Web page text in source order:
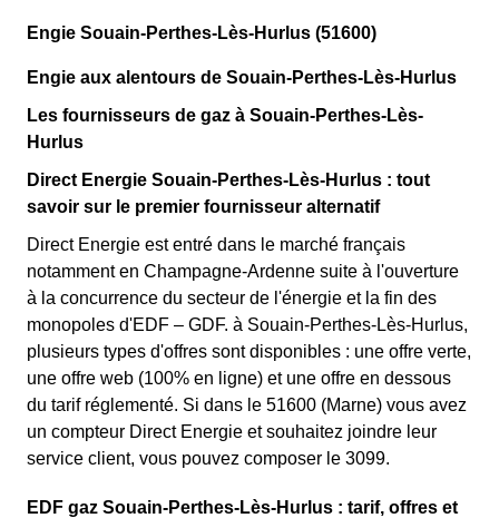
Engie Souain-Perthes-Lès-Hurlus (51600)
Engie aux alentours de Souain-Perthes-Lès-Hurlus
Les fournisseurs de gaz à Souain-Perthes-Lès-
Hurlus
Direct Energie Souain-Perthes-Lès-Hurlus : tout
savoir sur le premier fournisseur alternatif
Direct Energie est entré dans le marché français
notamment en Champagne-Ardenne suite à l'ouverture
à la concurrence du secteur de l'énergie et la fin des
monopoles d'EDF – GDF. à Souain-Perthes-Lès-Hurlus,
plusieurs types d'offres sont disponibles : une offre verte,
une offre web (100% en ligne) et une offre en dessous
du tarif réglementé. Si dans le 51600 (Marne) vous avez
un compteur Direct Energie et souhaitez joindre leur
service client, vous pouvez composer le 3099.
EDF gaz Souain-Perthes-Lès-Hurlus : tarif, offres et